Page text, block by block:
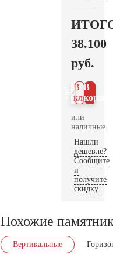
38.100
руб.
В
В 1
клик
или
наличные.
Нашли
дешевле?
Сообщите
и
получите
скидку.
Похожие
Вертикальные